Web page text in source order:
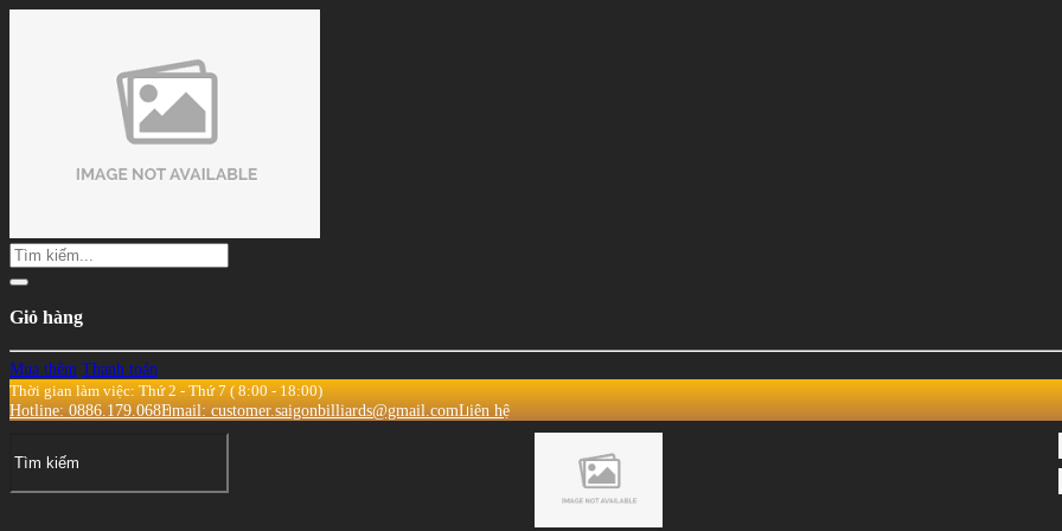
Giỏ hàng
Mua thêm Thanh toán
Thời gian làm việc: Thứ 2 - Thứ 7 ( 8:00 - 18:00)
Hotline: 0886.179.068Email: customer.saigonbilliards@gmail.comLiên hệ